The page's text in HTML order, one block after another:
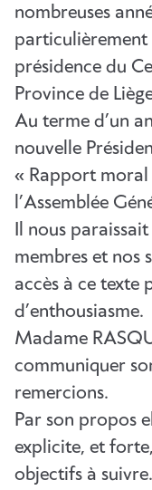
nombreuses
présidence du
Province de
Au terme d’un
nouvelle
« Rapport moral
l’Assemblée
Il nous
membres et nos
accès à ce texte
d’enthousiasme.
Madame
communiquer
remercions.
Par son propos
explicite, et
objectifs à